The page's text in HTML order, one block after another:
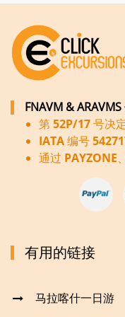
FNAVM & ARAVMS
第 52P/17 号决
IATA 编号
通过 PAYZONE
有用的链接
马拉喀什一日游